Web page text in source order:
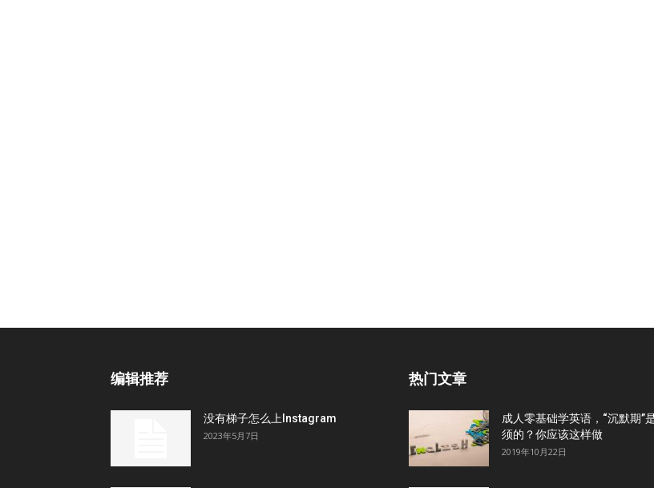
编辑推荐
没有梯子怎么上Instagram
2023年5月7日
热门文章
成人零基础学英语，“沉默期”
须的？你应该这样做
2019年10月22日